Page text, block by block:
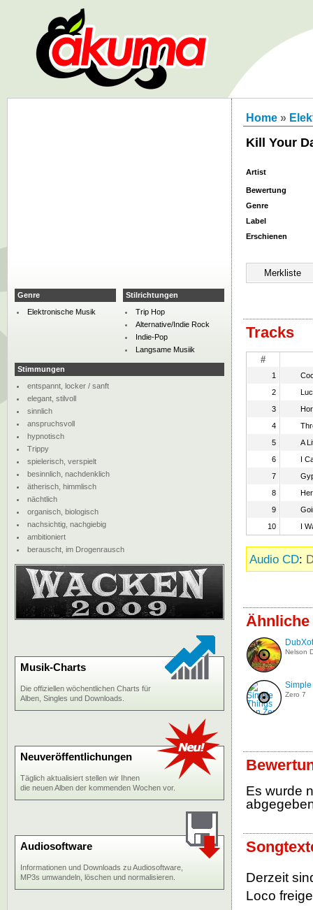
Home »
Kill Your
Artist
Bewertung
Genre
Label
Erschienen
Tracks
#
1
2
3
4
5
A
6
I
7
8
9
10
I
Audio CD:
Nelson
Zero 7
Es wurde
Derzeit
Loco
Genre
Elektronische Musik
Stilrichtungen
Trip Hop
Alternative/Indie Rock
Indie-Pop
Langsame Musiik
Stimmungen
entspannt, locker / sanft
elegant, stilvoll
sinnlich
anspruchsvoll
hypnotisch
Trippy
spielerisch, verspielt
besinnlich, nachdenklich
ätherisch, himmlisch
nächtlich
organisch, biologisch
nachsichtig, nachgiebig
ambitioniert
berauscht, im Drogenrausch
Musik-Charts
Die offiziellen wöchentlichen Charts für
Alben, Singles und Downloads.
Neuveröffentlichungen
Täglich aktualisiert stellen wir Ihnen
die neuen Alben der kommenden Wochen vor.
Audiosoftware
Informationen und Downloads zu Audiosoftware,
MP3s umwandeln, löschen und normalisieren.